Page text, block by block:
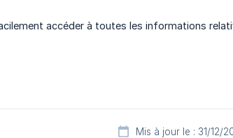
accéder à toutes les informations
Mis à jour le : 31/12/